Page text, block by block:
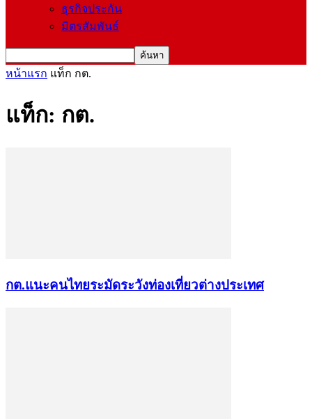
ธุรกิจประกัน
มิตรสัมพันธ์
หน้าแรก แท็ก กต.
แท็ก: กต.
กต.แนะคนไทยระมัดระวังท่องเที่ยวต่างประเทศ